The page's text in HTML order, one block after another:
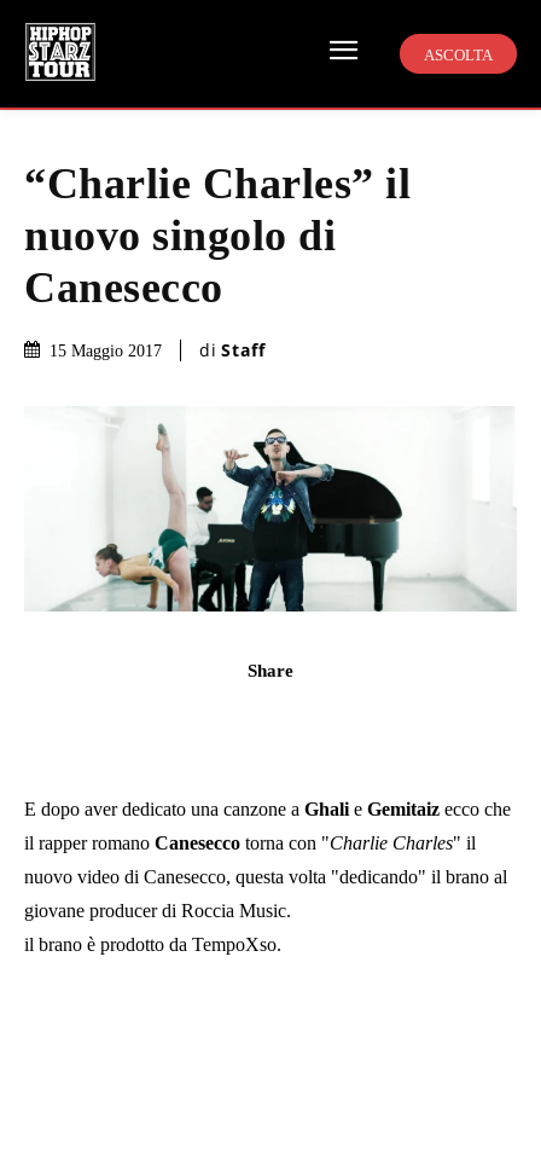
ASCOLTA
“Charlie Charles” il
nuovo singolo di
Canesecco
15 Maggio 2017 di Staff
Share
E dopo aver dedicato una canzone a Ghalie Gemitaiz ecco che
il rapper romano Canesecco torna con "Charlie Charles" il
nuovo video di Canesecco, questa volta "dedicando" il brano al
giovane producer di Roccia Music.
il brano è prodotto da TempoXso.